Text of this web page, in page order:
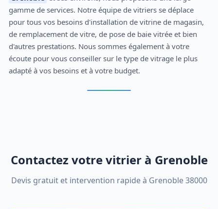
gamme de services. Notre équipe de vitriers se déplace
pour tous vos besoins d'installation de vitrine de magasin,
de remplacement de vitre, de pose de baie vitrée et bien
d'autres prestations. Nous sommes également à votre
écoute pour vous conseiller sur le type de vitrage le plus
adapté à vos besoins et à votre budget.
Contactez votre vitrier à Grenoble
Devis gratuit et intervention rapide à Grenoble 38000